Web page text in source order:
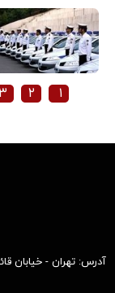
۱ ۲
آدرس: تهران - خیابان